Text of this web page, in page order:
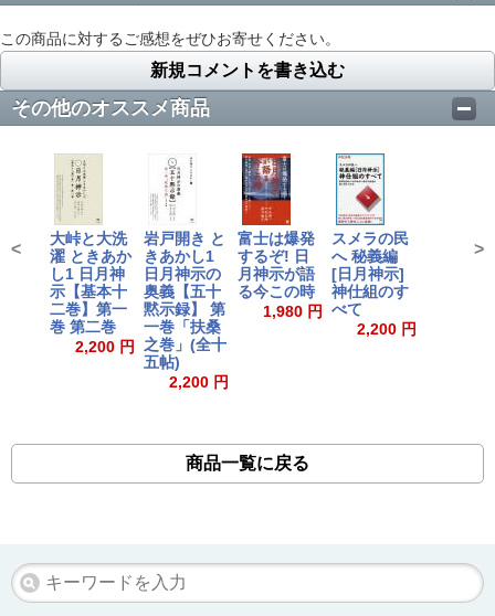
この商品に対するご感想をぜひお寄せください。
新規コメントを書き込む
その他のオススメ商品
大峠と大洗
濯 ときあか
し1 日月神
示【基本十
二巻】第一
巻 第二巻
2,200 円
岩戸開き と
きあかし1
日月神示の
奥義【五十
黙示録】 第
一巻「扶桑
之巻」(全十
五帖)
2,200 円
富士は爆発
するぞ! 日
月神示が語
る今この時
1,980 円
スメラの民
へ 秘義編
[日月神示]
神仕組のす
べて
2,200 円
< >
商品一覧に戻る